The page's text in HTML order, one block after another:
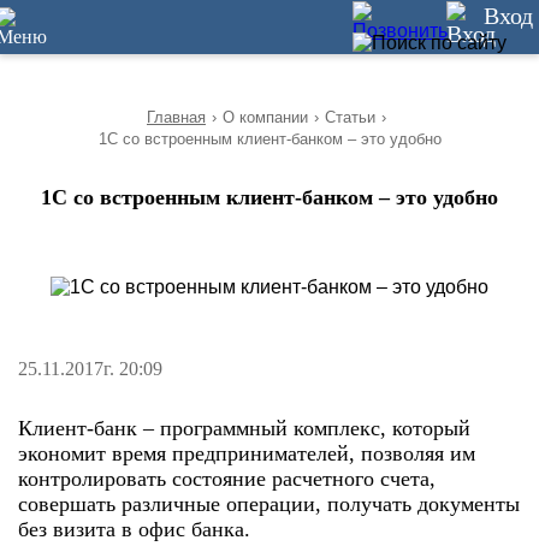
10 Вход
Главная › О компании › Статьи ›
1C со встроенным клиент-банком – это удобно
1C со встроенным клиент-банком – это удобно
25.11.2017г. 20:09
Клиент-банк – программный комплекс, который
экономит время предпринимателей, позволяя им
контролировать состояние расчетного счета,
совершать различные операции, получать документы
без визита в офис банка.